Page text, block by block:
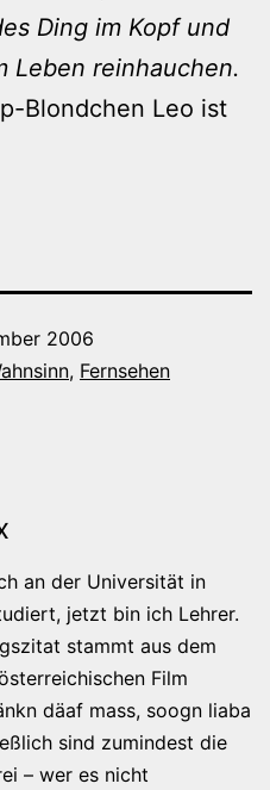
Ding im Kopf und
Leben reinhauchen.
Blondchen Leo ist
2006
, Fernsehen
an der Universität in
jetzt bin ich Lehrer.
stammt aus dem
Film
däaf mass, soogn liaba
sind zumindest die
– wer es nicht